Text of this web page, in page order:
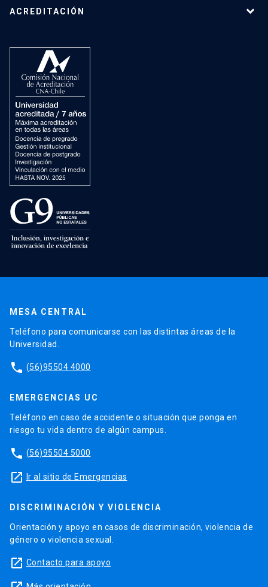
ACREDITACIÓN
MESA CENTRAL
Teléfono para comunicarse con las distintas áreas de la
Universidad.
phone (56)95504 4000
EMERGENCIAS UC
Teléfono en caso de accidente o situación que ponga en
riesgo tu vida dentro de algún campus.
phone (56)95504 5000
launch Ir al sitio de Emergencias
DISCRIMINACIÓN Y VIOLENCIA
Orientación y apoyo en casos de discriminación, violencia de
género o violencia sexual.
launch Contacto para apoyo